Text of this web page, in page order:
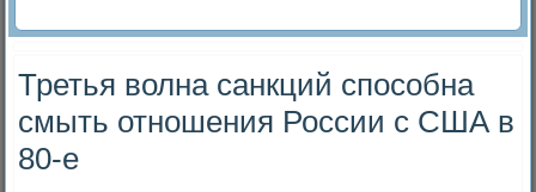
Третья волна санкций способна
смыть отношения России с США в
80-е